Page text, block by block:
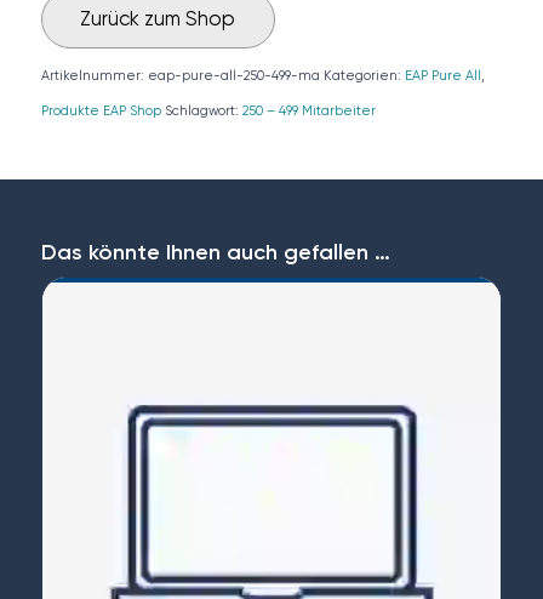
Zurück zum Shop
Artikelnummer: eap-pure-all-250-499-ma Kategorien: EAP Pure All,
Produkte EAP Shop Schlagwort: 250 – 499 Mitarbeiter
Das könnte Ihnen auch gefallen …